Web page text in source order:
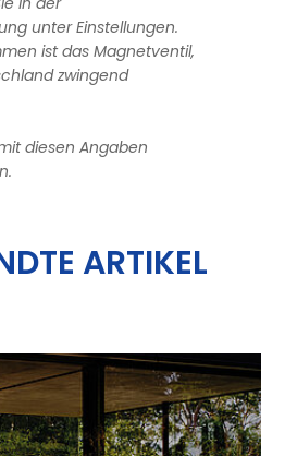
unter Einstellungen.
ist das Magnetventil,
zwingend
diesen Angaben
ARTIKEL